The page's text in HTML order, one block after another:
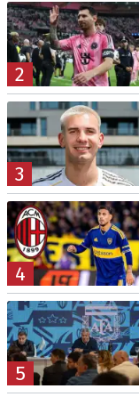
2
3
4
5